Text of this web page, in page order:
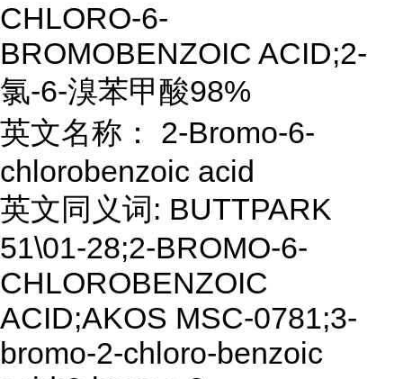
CHLORO-6-
BROMOBENZOIC ACID;2-
氯-6-溴苯甲酸98%
英文名称： 2-Bromo-6-
chlorobenzoic acid
英文同义词: BUTTPARK
51\01-28;2-BROMO-6-
CHLOROBENZOIC
ACID;AKOS MSC-0781;3-
bromo-2-chloro-benzoic